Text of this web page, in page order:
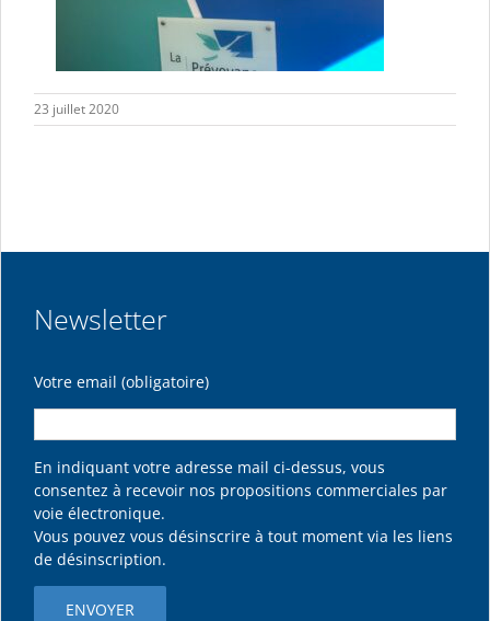
23 juillet 2020
Newsletter
Votre email (obligatoire)
En indiquant votre adresse mail ci-dessus, vous
consentez à recevoir nos propositions commerciales par
voie électronique.
Vous pouvez vous désinscrire à tout moment via les liens
de désinscription.